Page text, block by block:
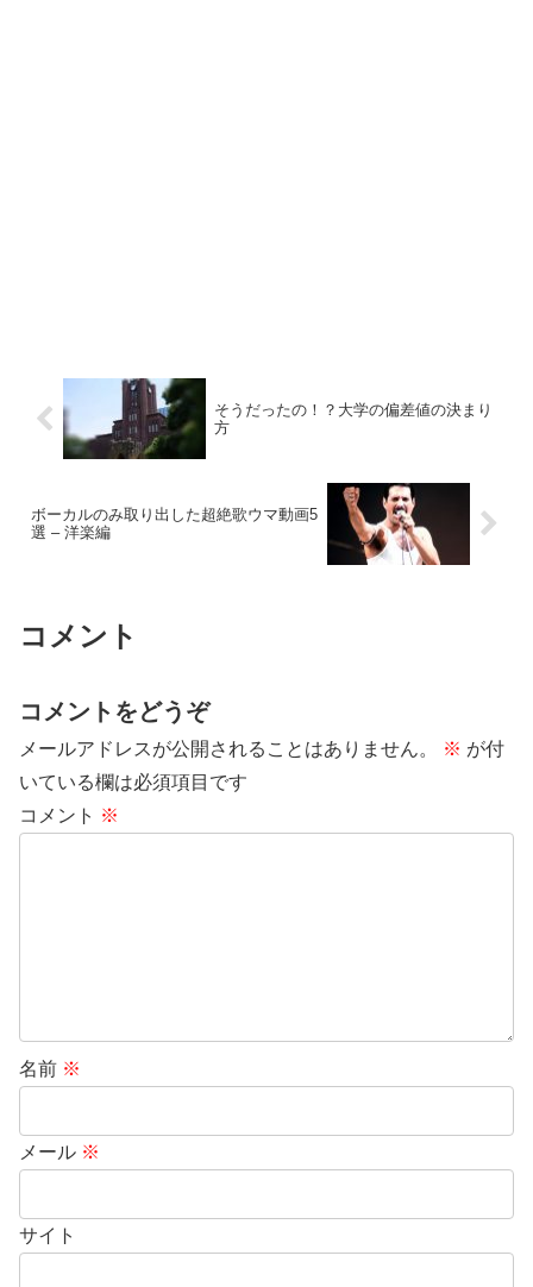
そうだったの！？大学の偏差値の決まり
方
ボーカルのみ取り出した超絶歌ウマ動画5
選 – 洋楽編
コメント
コメントをどうぞ
メールアドレスが公開されることはありません。 ※ が付
いている欄は必須項目です
コメント ※
名前 ※
メール ※
サイト